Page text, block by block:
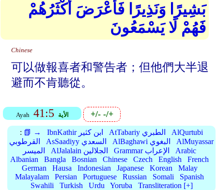
بَشِيرًا وَنَذِيرًا فَأَعْرَضَ أَكْثَرُهُمْ
فَهُمْ لَا يَسْمَعُونَ
Chinese
可以做報喜者和警告者；但他們大半退
避而不肯聽從。
Ayah 41:5 الأية +/--/+
: 📗 → IbnKathir ابن كثير AtTabariy الطبري
AlQurtubi
القرطوبي
AsSaadiyy السعدي AlBaghawi البغوي
AlMuyassar
الميسر
AlJalalain الجلالين Grammar الإعراب
Arabic
Albanian
Bangla Bosnian Chinese Czech English
French
German
Hausa Indonesian Japanese Korean
Malay
Malayalam
Persian Portuguese Russian Somali
Spanish
Swahili
Turkish Urdu Yoruba Transliteration [+]